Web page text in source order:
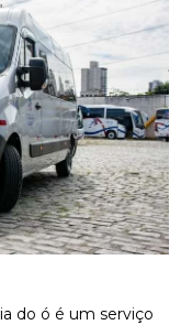
do ó é um serviço